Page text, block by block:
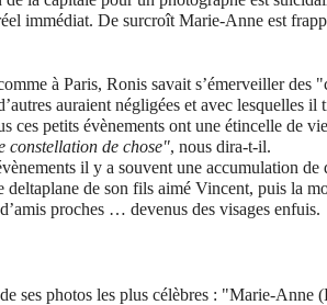
immédiat. De surcroît Marie-Anne est
à Paris, Ronis savait s’émerveiller des
auraient négligées et avec lesquelles
ces petits évènements ont une étincelle de
constellation de chose", nous dira-t-il.
il y a souvent une accumulation
deltaplane de son fils aimé Vincent, puis la
proches … devenus des visages enfuis.
ses photos les plus célèbres : "Marie-Anne